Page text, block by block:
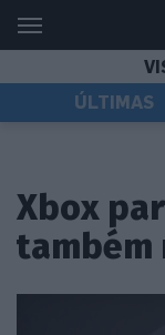
ÚLTIMAS
Xbox
também